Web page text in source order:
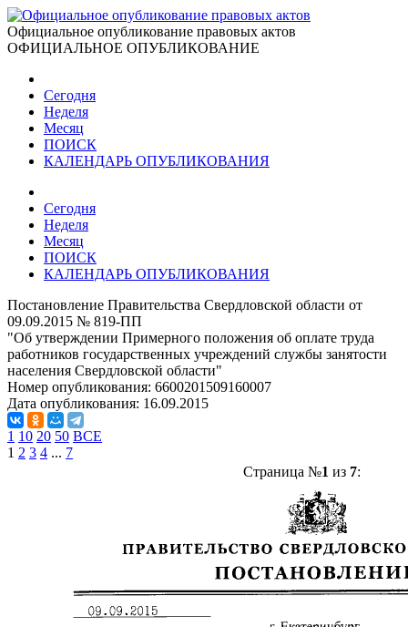
Официальное опубликование правовых актов
ОФИЦИАЛЬНОЕ ОПУБЛИКОВАНИЕ
Сегодня
Неделя
Месяц
ПОИСК
КАЛЕНДАРЬ ОПУБЛИКОВАНИЯ
Сегодня
Неделя
Месяц
ПОИСК
КАЛЕНДАРЬ ОПУБЛИКОВАНИЯ
Постановление Правительства Свердловской области от
09.09.2015 № 819-ПП
"Об утверждении Примерного положения об оплате труда
работников государственных учреждений службы занятости
населения Свердловской области"
Номер опубликования: 6600201509160007
Дата опубликования: 16.09.2015
1 10 20 50 ВСЕ
1 2 3 4 ... 7
Страница №1 из 7: